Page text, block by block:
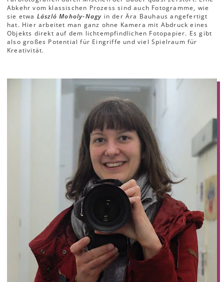
Abkehr vom klassischen Prozess sind auch Fotogramme, wie
sie etwa László Moholy-Nagy in der Ära Bauhaus angefertigt
hat. Hier arbeitet man ganz ohne Kamera mit Abdruck eines
Objekts direkt auf dem lichtempfindlichen Fotopapier. Es gibt
also großes Potential für Eingriffe und viel Spielraum für
Kreativität.